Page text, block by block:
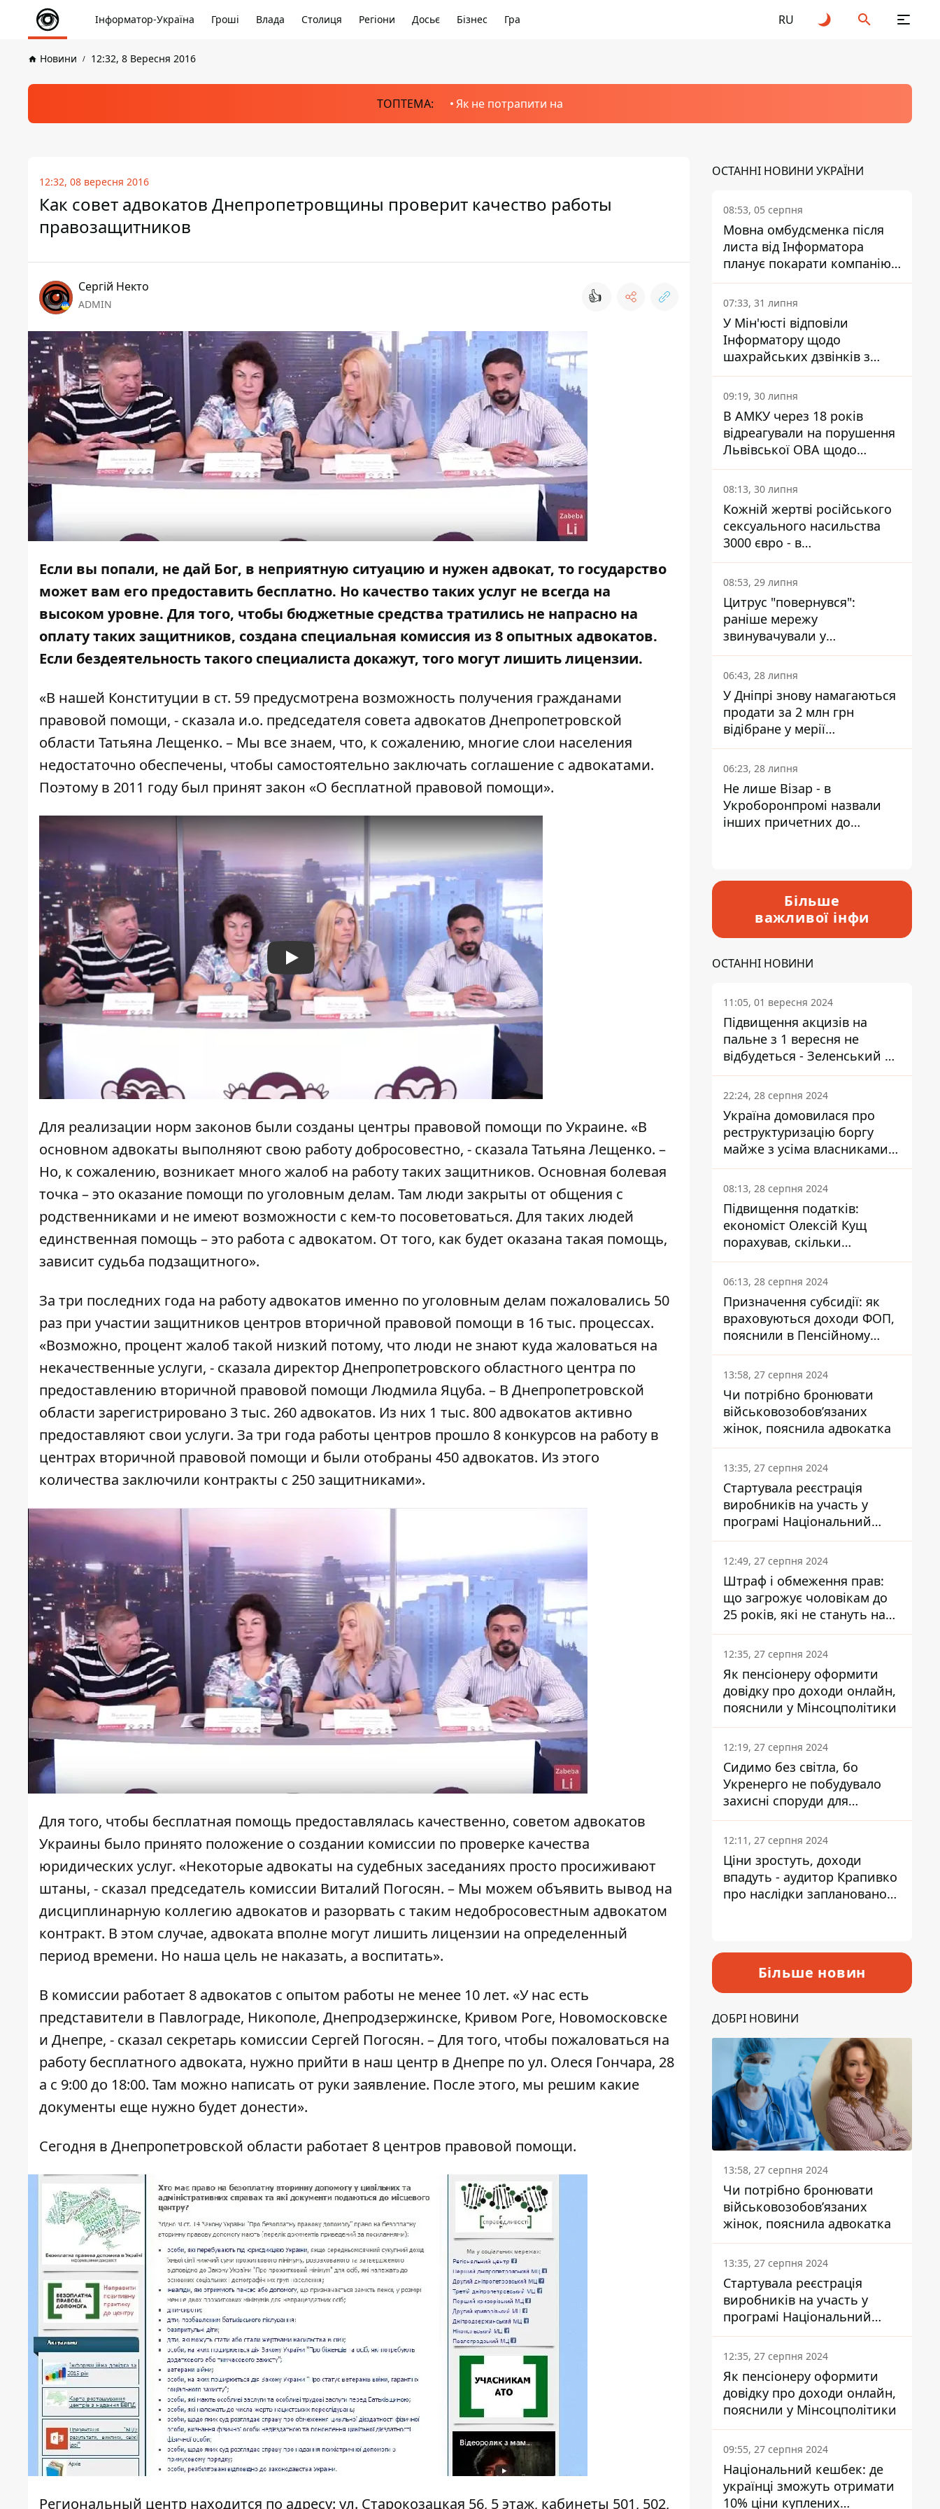
Інформатор-Україна Гроші Влада Столиця Регіони Досьє Бізнес Гра RU
Новини 12:32, 8 Вересня 2016
ТОПТЕМА: Як не потрапити на
12:32, 08 вересня 2016
Как совет адвокатов Днепропетровщины проверит качество работы
правозащитников
Сергій Некто
ADMIN 👍
Если вы попали, не дай Бог, в неприятную ситуацию и нужен адвокат, то государство
может вам его предоставить бесплатно. Но качество таких услуг не всегда на
высоком уровне. Для того, чтобы бюджетные средства тратились не напрасно на
оплату таких защитников, создана специальная комиссия из 8 опытных адвокатов.
Если бездеятельность такого специалиста докажут, того могут лишить лицензии.
«В нашей Конституции в ст. 59 предусмотрена возможность получения гражданами
правовой помощи, - сказала и.о. председателя совета адвокатов Днепропетровской
области Татьяна Лещенко. – Мы все знаем, что, к сожалению, многие слои населения
недостаточно обеспечены, чтобы самостоятельно заключать соглашение с адвокатами.
Поэтому в 2011 году был принят закон «О бесплатной правовой помощи».
Play
Для реализации норм законов были созданы центры правовой помощи по Украине. «В
основном адвокаты выполняют свою работу добросовестно, - сказала Татьяна Лещенко. –
Но, к сожалению, возникает много жалоб на работу таких защитников. Основная болевая
точка – это оказание помощи по уголовным делам. Там люди закрыты от общения с
родственниками и не имеют возможности с кем-то посоветоваться. Для таких людей
единственная помощь – это работа с адвокатом. От того, как будет оказана такая помощь,
зависит судьба подзащитного».
За три последних года на работу адвокатов именно по уголовным делам пожаловались 50
раз при участии защитников центров вторичной правовой помощи в 16 тыс. процессах.
«Возможно, процент жалоб такой низкий потому, что люди не знают куда жаловаться на
некачественные услуги, - сказала директор Днепропетровского областного центра по
предоставлению вторичной правовой помощи Людмила Яцуба. – В Днепропетровской
области зарегистрировано 3 тыс. 260 адвокатов. Из них 1 тыс. 800 адвокатов активно
предоставляют свои услуги. За три года работы центров прошло 8 конкурсов на работу в
центрах вторичной правовой помощи и были отобраны 450 адвокатов. Из этого
количества заключили контракты с 250 защитниками».
Для того, чтобы бесплатная помощь предоставлялась качественно, советом адвокатов
Украины было принято положение о создании комиссии по проверке качества
юридических услуг. «Некоторые адвокаты на судебных заседаниях просто просиживают
штаны, - сказал председатель комиссии Виталий Погосян. – Мы можем объявить вывод на
дисциплинарную коллегию адвокатов и разорвать с таким недобросовестным адвокатом
контракт. В этом случае, адвоката вполне могут лишить лицензии на определенный
период времени. Но наша цель не наказать, а воспитать».
В комиссии работает 8 адвокатов с опытом работы не менее 10 лет. «У нас есть
представители в Павлограде, Никополе, Днепродзержинске, Кривом Роге, Новомосковске
и Днепре, - сказал секретарь комиссии Сергей Погосян. – Для того, чтобы пожаловаться на
работу бесплатного адвоката, нужно прийти в наш центр в Днепре по ул. Олеся Гончара, 28
а с 9:00 до 18:00. Там можно написать от руки заявление. После этого, мы решим какие
документы еще нужно будет донести».
Сегодня в Днепропетровской области работает 8 центров правовой помощи.
Региональный центр находится по адресу: ул. Старокозацкая 56, 5 этаж, кабинеты 501, 502,
ОСТАННІ НОВИНИ УКРАЇНИ
08:53, 05 серпня
Мовна омбудсменка після
листа від Інформатора
планує покарати компанію-
підрядника ПриватБанку
07:33, 31 липня
У Мін'юсті відповіли
Інформатору щодо
шахрайських дзвінків з
камери Сумського СІЗО так,
що ніхто нічого не зрозумів
09:19, 30 липня
В АМКУ через 18 років
відреагували на порушення
Львівської ОВА щодо
харчування у закладах
освіти
08:13, 30 липня
Кожній жертві російського
сексуального насильства
3000 євро - в
Мінсоцполітики пояснили
Інформатору, звідки на це
гроші
08:53, 29 липня
Цитрус "повернувся":
раніше мережу
звинувачували у
контрабанді техніки та
ухиленні від сплати
податків
06:43, 28 липня
У Дніпрі знову намагаються
продати за 2 млн грн
відібране у мерії
приміщення Укрпошти
06:23, 28 липня
Не лише Візар - в
Укроборонпромі назвали
інших причетних до
Більше
важливої інфи
ОСТАННІ НОВИНИ
11:05, 01 вересня 2024
Підвищення акцизів на
пальне з 1 вересня не
відбудеться - Зеленський не
підписав закон
22:24, 28 серпня 2024
Україна домовилася про
реструктуризацію боргу
майже з усіма власниками
єврооблігацій: що це
означає для країни
08:13, 28 серпня 2024
Підвищення податків:
економіст Олексій Кущ
порахував, скільки
заплатить кожен українець
06:13, 28 серпня 2024
Призначення субсидії: як
враховуються доходи ФОП,
пояснили в Пенсійному
фонді
13:58, 27 серпня 2024
Чи потрібно бронювати
військовозобов’язаних
жінок, пояснила адвокатка
13:35, 27 серпня 2024
Стартувала реєстрація
виробників на участь у
програмі Національний
кешбек: як це зробити
через портал Дія
12:49, 27 серпня 2024
Штраф і обмеження прав:
що загрожує чоловікам до
25 років, які не стануть на
військовий облік
12:35, 27 серпня 2024
Як пенсіонеру оформити
довідку про доходи онлайн,
пояснили у Мінсоцполітики
12:19, 27 серпня 2024
Сидимо без світла, бо
Укренерго не побудувало
захисні споруди для
енергетики - нардеп
Кучеренко
12:11, 27 серпня 2024
Ціни зростуть, доходи
впадуть - аудитор Крапивко
про наслідки запланованого
Більше новин
ДОБРІ НОВИНИ
13:58, 27 серпня 2024
Чи потрібно бронювати
військовозобов’язаних
жінок, пояснила адвокатка
13:35, 27 серпня 2024
Стартувала реєстрація
виробників на участь у
програмі Національний
кешбек: як це зробити
через портал Дія
12:35, 27 серпня 2024
Як пенсіонеру оформити
довідку про доходи онлайн,
пояснили у Мінсоцполітики
09:55, 27 серпня 2024
Національний кешбек: де
українці зможуть отримати
10% ціни куплених